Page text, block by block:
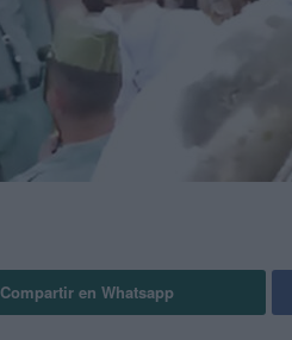
Compartir en Whatsapp